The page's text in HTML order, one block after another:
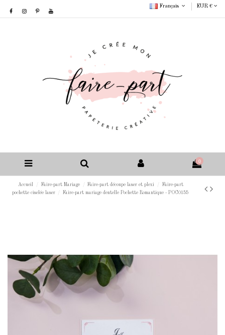
Français EUR €
0
Accueil Faire-part Mariage Faire-part découpe laser et plexi
Faire-part
pochette ciselée laser
Faire-part mariage dentelle Pochette Romantique - POC0155